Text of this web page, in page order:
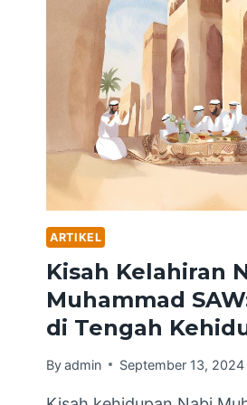
ARTIKEL
Kisah Kelahiran
Muhammad
di Tengah
Byadmin September 13, 2024